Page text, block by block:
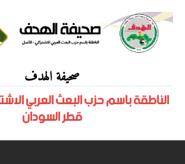
صحيفة الهدف
الناطقة باسم حزب البعث العربي
قطر السودان